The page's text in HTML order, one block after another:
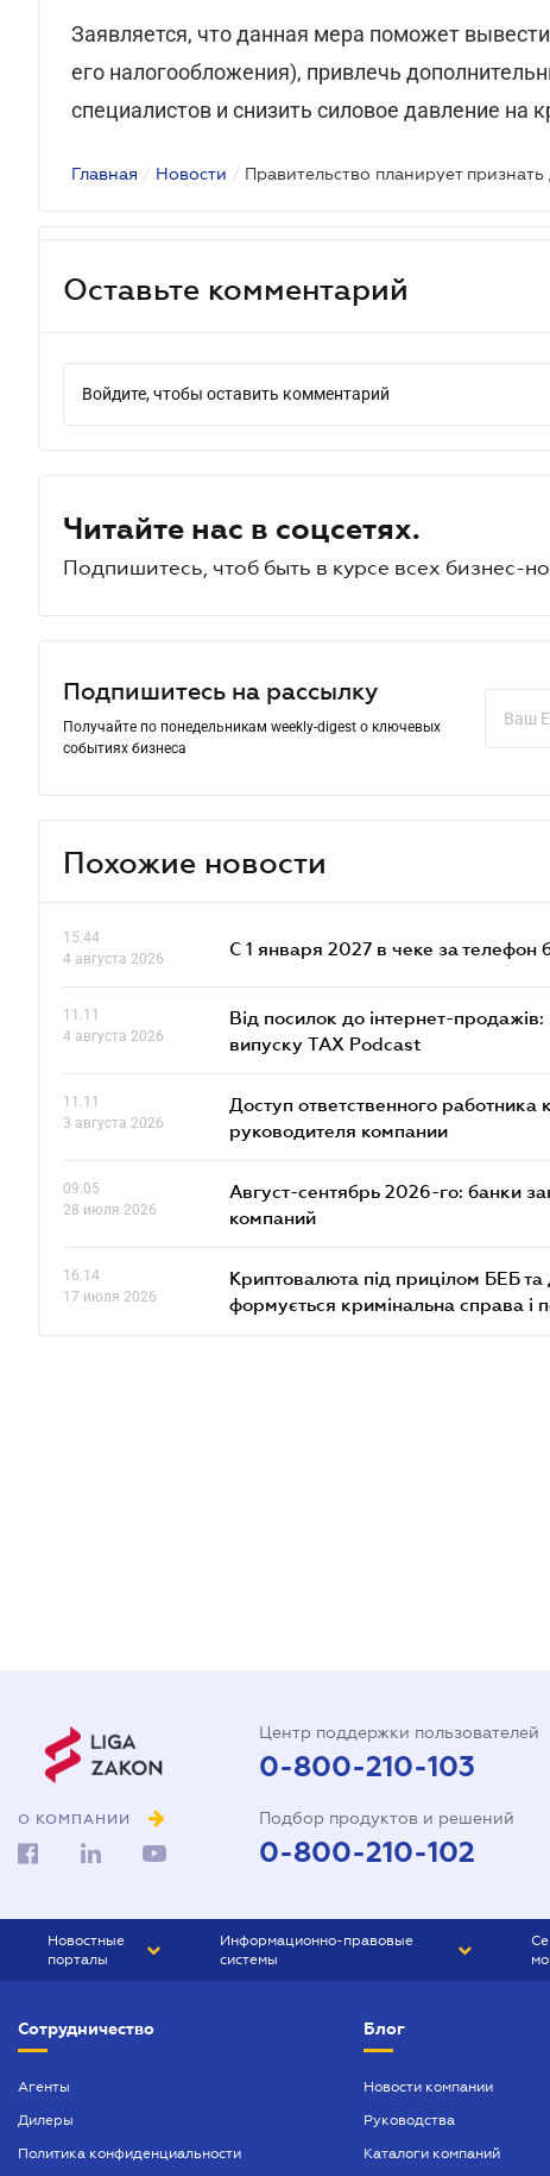
Заявляется, что данная мера поможет
его налогообложения), привлечь
специалистов и снизить силовое давление на
Главная / Новости /
Оставьте комментарий
Войдите, чтобы оставить комментарий
Читайте нас в соцсетях.
Подпишитесь, чтоб быть в курсе всех бизнес-
Подпишитесь на рассылку
Получайте по понедельникам weekly-digest о ключевых
событиях бизнеса
Похожие новости
15.44
4 августа 2026
С 1 января 2027 в чеке за телефон
11.11
4 августа 2026
Від посилок до інтернет-
випуску TAX Podcast
11.11
3 августа 2026
Доступ ответственного работника
руководителя компании
09.05
28 июля 2026
Август-сентябрь 2026-го: банки
компаний
16.14
17 июля 2026
Криптовалюта під прицілом БЕБ
формується кримінальна справа і
О КОМПАНИИ
Центр поддержки пользователей
0-800-210-103
Подбор продуктов и решений
0-800-210-102
Новостные
порталы
БИЗНЕС
Информационно-правовые
системы
БУХГАЛТЕР ПРОФ
ЮРИСТ ПРОФ
Сотрудничество
Агенты
Дилеры
Политика конфиденциальности
Блог
Новости компании
Руководства
Каталоги компаний